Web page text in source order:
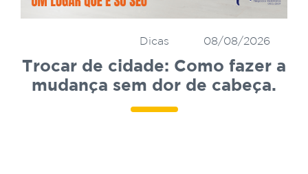
08/08/2026
Dicas
Trocar de cidade: Como fazer a
mudança sem dor de cabeça.